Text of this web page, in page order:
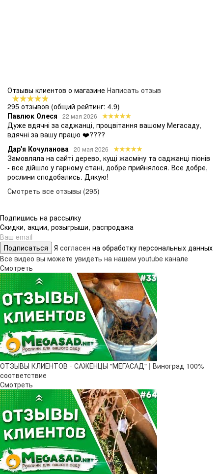
Отзывы клиентов о магазине Написать отзыв
295 отзывов (общий рейтинг: 4.9)
Павлюк Олеся
22 мая 2026
Дуже вдячні за саджанці, процвітання вашому Мегасаду,
вдячні за вашу працю ❤️????
Дар'я Кочуланова 20 мая 2026
Замовляла на сайті дерево, кущі жасміну та саджанці піонів
- все дійшло у гарному стані, добре прийнялося. Все добре,
рослини сподобались. Дякую!
Смотреть все отзывы (295)
Подпишись на рассылку
Скидки, акции, розыгрыши, распродажа
Подписаться Я согласен на обработку персональных данных
Все видео вы можете увидеть на нашем youtube канале
Смотреть
ОТЗЫВЫ КЛИЕНТОВ - САЖЕНЦЫ "МЕГАСАД" | Виноград 100%
соответствие
Смотреть